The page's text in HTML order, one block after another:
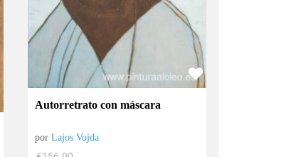
Autorretrato con máscara
porLajos Vojda